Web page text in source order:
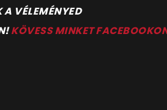
A VÉLEMÉNYED
KÖVESS MINKET